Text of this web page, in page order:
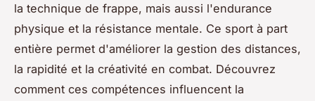
la technique de frappe, mais aussi l'endurance
physique et la résistance mentale. Ce sport à part
entière permet d'améliorer la gestion des distances,
la rapidité et la créativité en combat. Découvrez
comment ces compétences influencent la